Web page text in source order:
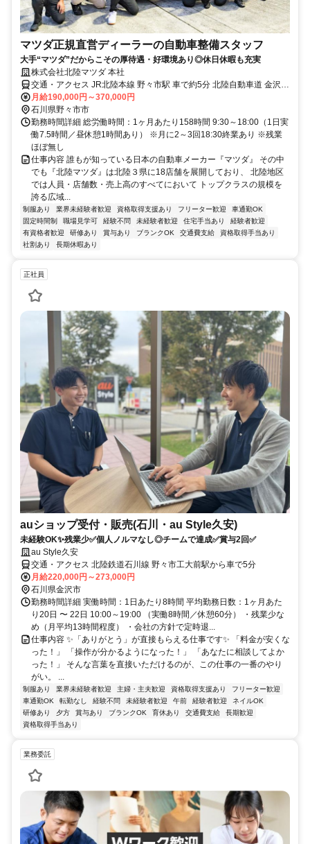
マツダ正規直営ディーラーの自動車整備スタッフ
大手“マツダ”だからこその厚待遇・好環境あり◎休日休暇も充実
株式会社北陸マツダ 本社
交通・アクセス JR北陸本線 野々市駅 車で約5分 北陸自動車道 金沢西
IC 車で約10分
月給190,000円～370,000円
石川県野々市市
勤務時間詳細 総労働時間：1ヶ月あたり158時間 9:30～18:00（1日実
働7.5時間／昼休憩1時間あり） ※月に2～3回18:30終業あり ※残業
ほぼ無し
仕事内容 誰もが知っている日本の自動車メーカー『マツダ』 その中
でも『北陸マツダ』は北陸３県に18店舗を展開しており、 北陸地区
では人員・店舗数・売上高のすべてにおいて トップクラスの規模を
誇る広域...
制服あり 業界未経験者歓迎 資格取得支援あり フリーター歓迎
車通勤OK
固定時間制
職場見学可 経験不問 未経験者歓迎 住宅手当あり
経験者歓迎
有資格者歓迎
研修あり 賞与あり ブランクOK 交通費支給
資格取得手当あり
社割あり
長期休暇あり
正社員
auショップ受付・販売(石川・au Style久安)
未経験OK✨残業少✅個人ノルマなし◎チームで達成✅賞与2回✅
au Style久安
交通・アクセス 北陸鉄道石川線 野々市工大前駅から車で5分
月給220,000円～273,000円
石川県金沢市
勤務時間詳細 実働時間：1日あたり8時間 平均勤務日数：1ヶ月あた
り20日 〜 22日 10:00～19:00 （実働8時間／休憩60分） ・残業少な
め（月平均13時間程度） ・会社の方針で定時退...
仕事内容 ✨「ありがとう」が直接もらえる仕事です✨ 「料金が安くな
った！」 「操作が分かるようになった！」 「あなたに相談してよか
った！」 そんな言葉を直接いただけるのが、この仕事の一番のやり
がい。 ...
制服あり 業界未経験者歓迎 主婦・主夫歓迎 資格取得支援あり
フリーター歓迎
車通勤OK
転勤なし 経験不問 未経験者歓迎 午前 経験者歓迎
ネイルOK
研修あり
夕方 賞与あり ブランクOK 育休あり 交通費支給
長期歓迎
資格取得手当あり
業務委託